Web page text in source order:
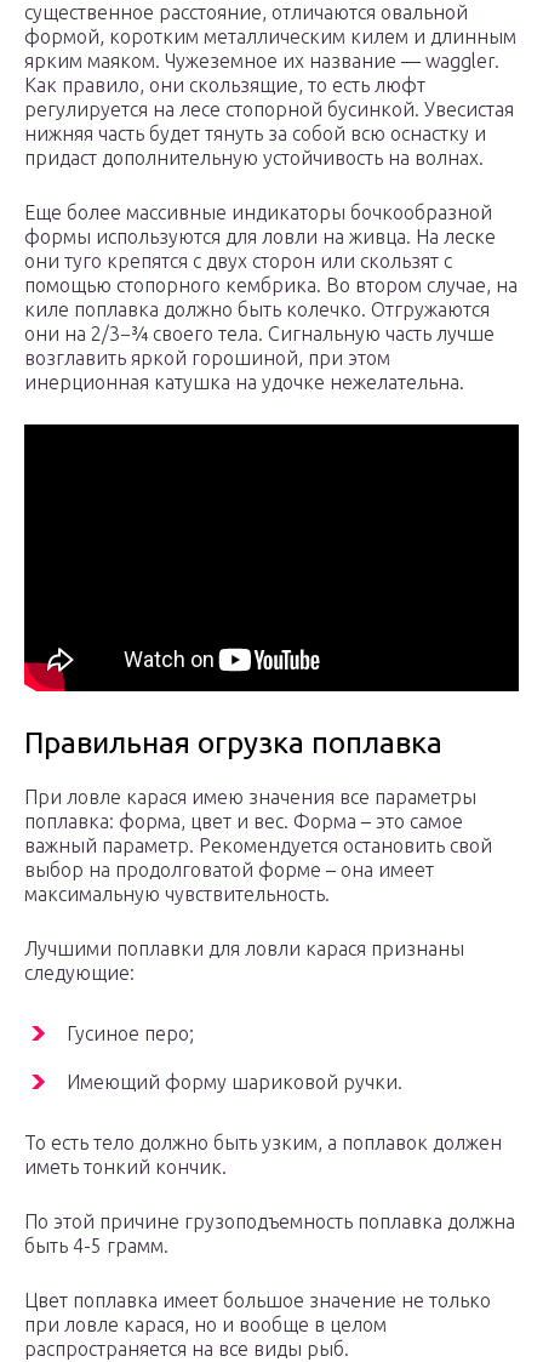
существенное расстояние, отличаются овальной
формой, коротким металлическим килем и длинным
ярким маяком. Чужеземное их название — waggler.
Как правило, они скользящие, то есть люфт
регулируется на лесе стопорной бусинкой. Увесистая
нижняя часть будет тянуть за собой всю оснастку и
придаст дополнительную устойчивость на волнах.
Еще более массивные индикаторы бочкообразной
формы используются для ловли на живца. На леске
они туго крепятся с двух сторон или скользят с
помощью стопорного кембрика. Во втором случае, на
киле поплавка должно быть колечко. Отгружаются
они на 2/3−¾ своего тела. Сигнальную часть лучше
возглавить яркой горошиной, при этом
инерционная катушка на удочке нежелательна.
Правильная огрузка поплавка
При ловле карася имею значения все параметры
поплавка: форма, цвет и вес. Форма – это самое
важный параметр. Рекомендуется остановить свой
выбор на продолговатой форме – она имеет
максимальную чувствительность.
Лучшими поплавки для ловли карася признаны
следующие:
Гусиное перо;
Имеющий форму шариковой ручки.
То есть тело должно быть узким, а поплавок должен
иметь тонкий кончик.
По этой причине грузоподъемность поплавка должна
быть 4-5 грамм.
Цвет поплавка имеет большое значение не только
при ловле карася, но и вообще в целом
распространяется на все виды рыб.